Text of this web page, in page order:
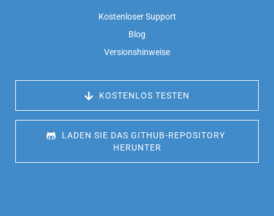
Kostenloser Support
Blog
Versionshinweise
KOSTENLOS TESTEN
LADEN SIE DAS GITHUB-REPOSITORY
HERUNTER